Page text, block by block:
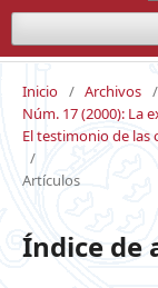
Inicio / Archivos /
Núm. 17 (2000): La
El testimonio de las
/
Artículos
Índice de